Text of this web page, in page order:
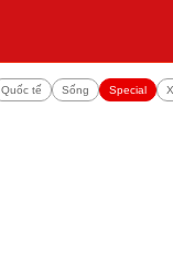
Quốc tế Sống Special